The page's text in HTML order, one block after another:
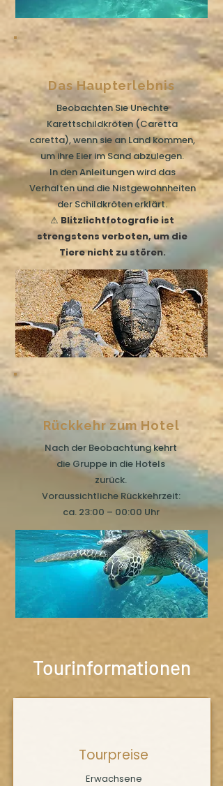
Das Haupterlebnis
Beobachten Sie Unechte
Karettschildkröten (Caretta
caretta), wenn sie an Land kommen,
um ihre Eier im Sand abzulegen.
In den Anleitungen wird das
Verhalten und die Nistgewohnheiten
der Schildkröten erklärt.
⚠ Blitzlichtfotografie ist
strengstens verboten, um die
Tiere nicht zu stören.
Rückkehr zum Hotel
Nach der Beobachtung kehrt
die Gruppe in die Hotels
zurück.
Voraussichtliche Rückkehrzeit:
ca. 23:00 – 00:00 Uhr
Tourinformationen
Tourpreise
Erwachsene